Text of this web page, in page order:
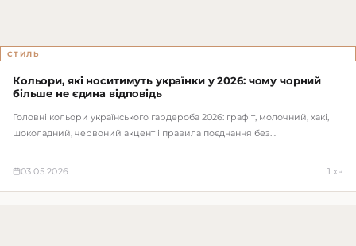
СТИЛЬ
Кольори, які носитимуть українки у 2026: чому чорний
більше не єдина відповідь
Головні кольори українського гардероба 2026: графіт, молочний, хакі,
шоколадний, червоний акцент і правила поєднання без…
03.05.2026 1 хв